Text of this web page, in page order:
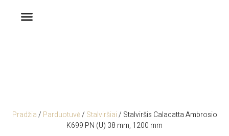
Pradžia/ Parduotuvė/ Stalviršiai/ Stalviršis Calacatta Ambrosio
K699 PN (U) 38 mm, 1200 mm